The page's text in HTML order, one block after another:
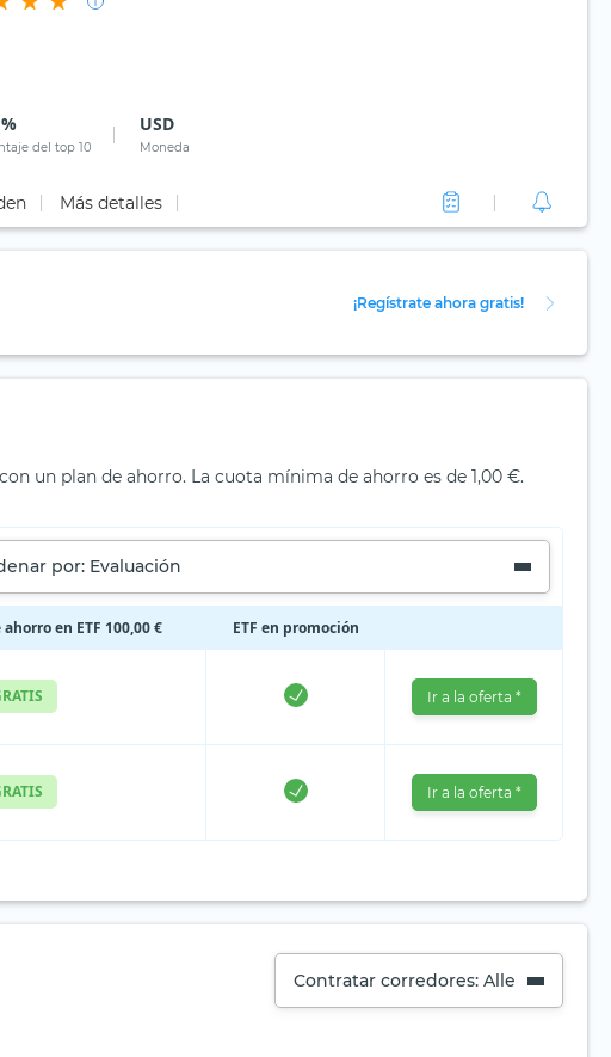
del top 10
USD
Moneda
Más detalles
¡Regístrate ahora gratis!
un plan de ahorro. La cuota mínima de ahorro es de 1,00 €.
por: Evaluación
en ETF 100,00 € ETF en promoción
Ir a la oferta *
Ir a la oferta *
Contratar corredores: Alle